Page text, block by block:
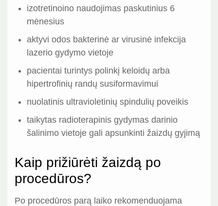
izotretinoino naudojimas paskutinius 6
mėnesius
aktyvi odos bakterinė ar virusinė infekcija
lazerio gydymo vietoje
pacientai turintys polinkį keloidų arba
hipertrofinių randų susiformavimui
nuolatinis ultravioletinių spindulių poveikis
taikytas radioterapinis gydymas darinio
šalinimo vietoje gali apsunkinti žaizdų gyjimą
Kaip prižiūrėti žaizdą po
procedūros?
Po procedūros parą laiko rekomenduojama